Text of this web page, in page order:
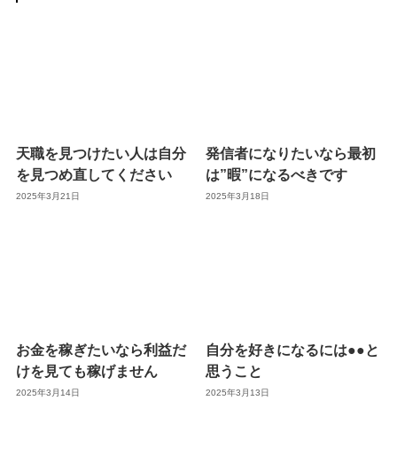
天職を見つけたい人は自分
を見つめ直してください
2025年3月21日
発信者になりたいなら最初
は”暇”になるべきです
2025年3月18日
お金を稼ぎたいなら利益だ
けを見ても稼げません
2025年3月14日
自分を好きになるには●●と
思うこと
2025年3月13日